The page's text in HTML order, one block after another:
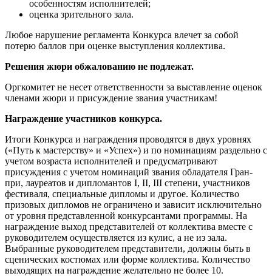
особенностям исполнителей;
оценка зрительного зала.
Любое нарушение регламента Конкурса влечет за собой
потерю баллов при оценке выступления коллектива.
Решения жюри обжалованию не подлежат.
Оргкомитет не несет ответственности за выставление оценок
членами жюри и присуждение звания участникам!
Награждение участников конкурса.
Итоги Конкурса и награждения проводятся в двух уровнях
(«Путь к мастерству» и «Успех») и по номинациям раздельно с
учетом возраста исполнителей и предусматривают
присуждения с учетом номинаций звания обладателя Гран-
при, лауреатов и дипломантов I, II, III степени, участников
фестиваля, специальные дипломы и другое. Количество
призовых дипломов не ограничено и зависит исключительно
от уровня представленной конкурсантами программы. На
награждение выход представителей от коллектива вместе с
руководителем осуществляется из кулис, а не из зала.
Выбранные руководителем представители, должны быть в
сценических костюмах или форме коллектива. Количество
выходящих на награждение желательно не более 10.